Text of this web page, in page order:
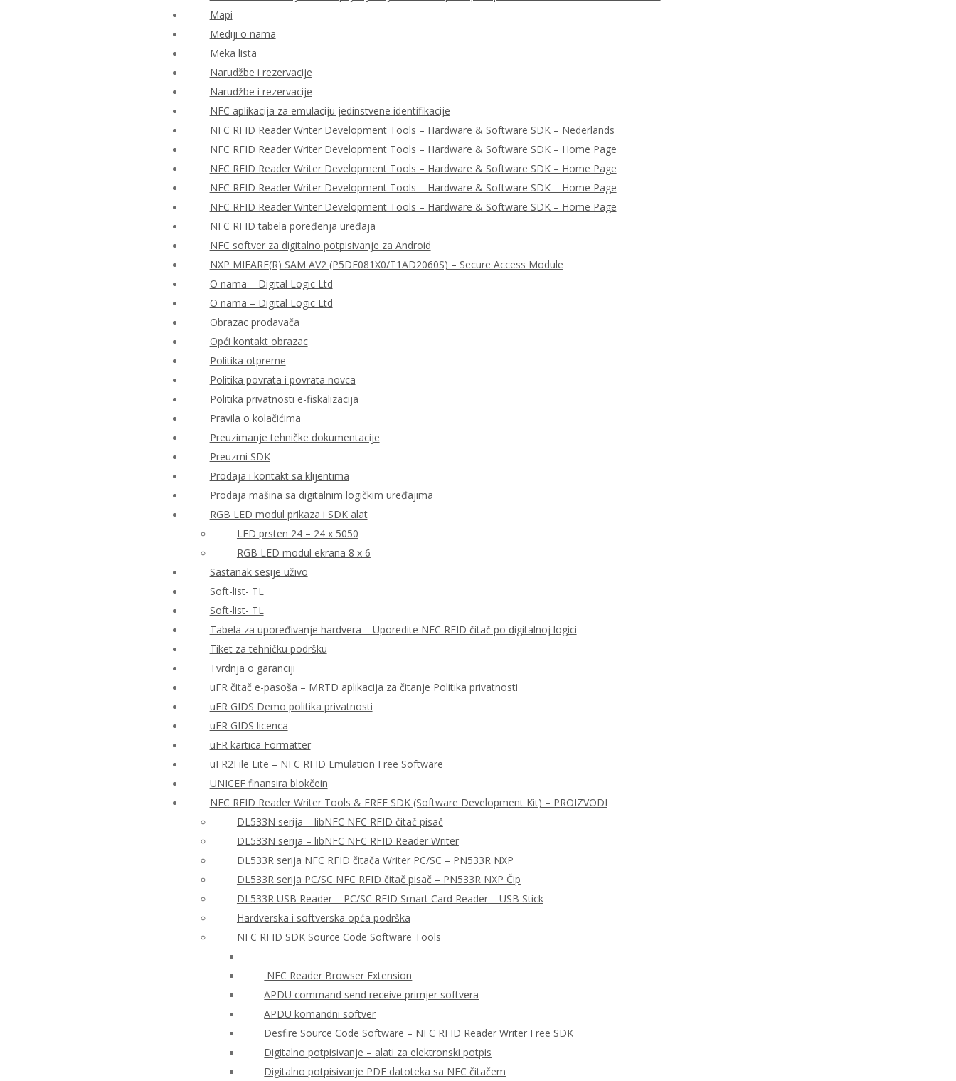
Mapi
Mediji o nama
Meka lista
Narudžbe i rezervacije
Narudžbe i rezervacije
NFC aplikacija za emulaciju jedinstvene identifikacije
NFC RFID Reader Writer Development Tools – Hardware & Software SDK – Nederlands
NFC RFID Reader Writer Development Tools – Hardware & Software SDK – Home Page
NFC RFID Reader Writer Development Tools – Hardware & Software SDK – Home Page
NFC RFID Reader Writer Development Tools – Hardware & Software SDK – Home Page
NFC RFID Reader Writer Development Tools – Hardware & Software SDK – Home Page
NFC RFID tabela poređenja uređaja
NFC softver za digitalno potpisivanje za Android
NXP MIFARE(R) SAM AV2 (P5DF081X0/T1AD2060S) – Secure Access Module
O nama – Digital Logic Ltd
O nama – Digital Logic Ltd
Obrazac prodavača
Opći kontakt obrazac
Politika otpreme
Politika povrata i povrata novca
Politika privatnosti e-fiskalizacija
Pravila o kolačićima
Preuzimanje tehničke dokumentacije
Preuzmi SDK
Prodaja i kontakt sa klijentima
Prodaja mašina sa digitalnim logičkim uređajima
RGB LED modul prikaza i SDK alat
LED prsten 24 – 24 x 5050
RGB LED modul ekrana 8 x 6
Sastanak sesije uživo
Soft-list- TL
Soft-list- TL
Tabela za upoređivanje hardvera – Uporedite NFC RFID čitač po digitalnoj logici
Tiket za tehničku podršku
Tvrdnja o garanciji
uFR čitač e-pasoša – MRTD aplikacija za čitanje Politika privatnosti
uFR GIDS Demo politika privatnosti
uFR GIDS licenca
uFR kartica Formatter
uFR2File Lite – NFC RFID Emulation Free Software
UNICEF finansira blokčein
NFC RFID Reader Writer Tools & FREE SDK (Software Development Kit) – PROIZVODI
DL533N serija – libNFC NFC RFID čitač pisač
DL533N serija – libNFC NFC RFID Reader Writer
DL533R serija NFC RFID čitača Writer PC/SC – PN533R NXP
DL533R serija PC/SC NFC RFID čitač pisač – PN533R NXP Čip
DL533R USB Reader – PC/SC RFID Smart Card Reader – USB Stick
Hardverska i softverska opća podrška
NFC RFID SDK Source Code Software Tools
NFC Reader Browser Extension
APDU command send receive primjer softvera
APDU komandni softver
Desfire Source Code Software – NFC RFID Reader Writer Free SDK
Digitalno potpisivanje – alati za elektronski potpis
Digitalno potpisivanje PDF datoteka sa NFC čitačem